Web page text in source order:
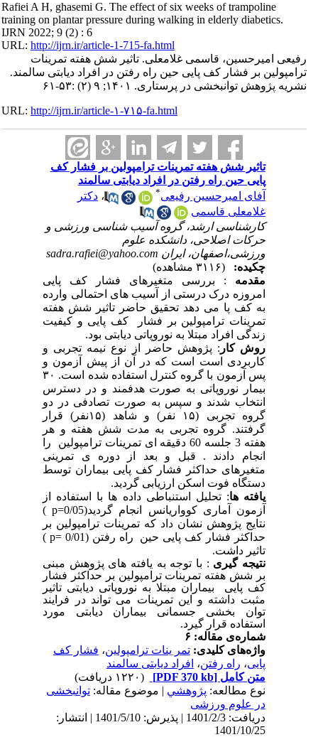
Rafiei A H, ghasemi G. The effect of six weeks of trampoline
training on plantar pressure during walking in elderly diabetics.
IJRN 2022; 9 (2) : 6
URL:http://ijrn.ir/article-1-715-fa.html
رفیعی امیرحسین، قاسمی غلامعلی. تاثیر شش هفته تمرینات
ترامپولین بر فشار کف پایی حین راه رفتن در افراد دیابتی سالمند.
نشریه پژوهش توانبخشی در پرستاری. ۱۴۰۱; ۹ (۲) :۵۳-۶۱
URL:http://ijrn.ir/article-۱-۷۱۵-fa.html
تاثیر شش هفته تمرینات ترامپولین بر فشار کف
پایی حین راه رفتن در افراد دیابتی سالمند
آفای امیرحسین رفیعی
،دکتر
غلامعلی قاسمی
کارشناسی ارشد، گروه آسیب شناسی ورزشی و
حرکات اصلاحی، دانشکده علوم
ورزشی،اصفهان، ایران sadra.rafiei@yahoo.com
چکیده:
مقدمه
: بررسی متغیرهای فشار کف پایی
امروزه درک درستی از آسیب های احتمالی وارده
به کف پا می دهدتحقیق حاضر تاثیر شش هفته
تمرینات ترامپولین بر فشار کف پایی و کیفیت
زندگی افراد مبتلا به نوروپاتی دیابتی بود.
روش کار: پژوهش حاضر از نوع نیمه تجربی و
کاربردی است است که در آن از پیش آزمون و
پس آزمون با گروه کنترل استفاده شده است.۳۰
بیمار نوروپاتی به صورت هدفمند و در دسترس
انتخاب شدند و سپس به صورت تصادفی در دو
گروه تجربی (
۱۵نفر) و شاهد ( ۱۵نفر) قرار
گرفتند. گروه تجربی به مدت شش هفته و هر
هفته 3 جلسه
60 دقیقه ای تمرینات ترامپولین را
انجام دادند . قبل و بعد از دوره ی تمرینی
متغیرهای حداکثر فشار کف پایی بیماران توسط
دستگاه فوت اسکن ارزیابی گردید.
یافته ها: تحلیل استنباطی داده ها با استفاده از
آزمون آماری کوواریانس انجام گردید(0/05
=
p
)
نتایج پژوهش نشان داد که تمرینات ترامپولین بر
حداکثر فشار کف پایی حین راه رفتن (0/01
=
p
)
تاثیر داشت.
نتیجه گیری : با توجه به یافته های پژوهش مبنی
برشش هفته تمرینات ترامپولین بر حداکثر فشار
کف پایی بیماران مبتلا به نوروپاتی دیابتی تاثیر
مثبت داشته و این تمرینات می تواند در فرایند
توان بخشی جسمانی بیماران دیابتی مورد
استفاده قرار گیرد.
شماره‌ی مقاله: ۶
واژه‌های کلیدی:تمر ینات ترامپولین،فشار کف
پایی،راه رفتن،افراد دیابتی سالمند
متن کامل[PDF 370 kb]
نوع مطالعه:پژوهشي| موضوع مقاله:توانبخشی
در علوم ورزشی
دریافت: 1401/2/3 | پذیرش: 1401/5/10 | انتشار:
1401/10/25